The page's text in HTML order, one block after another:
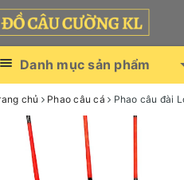
Danh mục sản phẩm
chủ Phao câu cá Phao câu đài